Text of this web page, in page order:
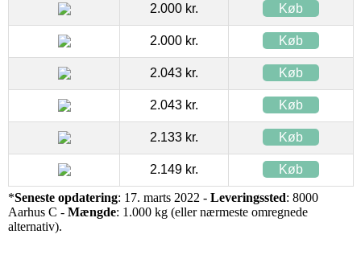
2.000 kr. Køb
2.000 kr. Køb
2.043 kr. Køb
2.043 kr. Køb
2.133 kr. Køb
2.149 kr. Køb
*Seneste opdatering: 17. marts 2022 - Leveringssted: 8000
Aarhus C - Mængde: 1.000 kg (eller nærmeste omregnede
alternativ).